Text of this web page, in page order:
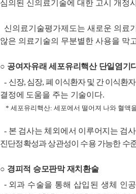
심의된 신의료기술에 대한 고시 개정
신의료기술평가제도는 새로운 의료
않은 의료기술의 무분별한 사용을 막
○ 공여자유래 세포유리핵산 단일염기
- 신장, 심장, 폐 이식환자 및 간 이식환
결정에 도움을 주는 기술이다.
* 세포유리핵산: 세포에서 떨어져 나와 혈액
- 본 검사는 체외에서 이루어지는 검
진단정확성과 상관성이 수용 가능한 수
○ 경피적 승모판막 재치환술
- 외과 수술을 통해 삽입된 생체 인